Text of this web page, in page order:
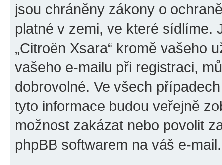
jsou chráněny zákony o
platné v zemi, ve které sídlíme.
„Citroën Xsara“ kromě vašeho
vašeho e-mailu při registraci,
dobrovolné. Ve všech
tyto informace budou veřejně
možnost zakázat nebo povolit
phpBB softwarem na váš e-mail.